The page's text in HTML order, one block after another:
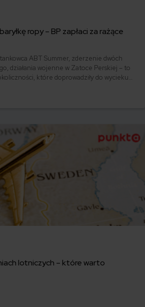
ropy – BP zapłaci za rażące
ABT Summer, zderzenie dwóch
działania wojenne w Zatoce Perskiej – to
które doprowadziły do wycieku
lotniczych – które warto